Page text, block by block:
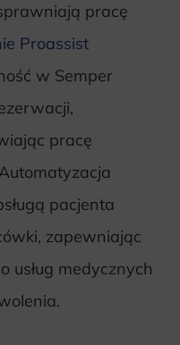
pracę
Proassist
w Semper
pracę
pacjenta
zapewniając
usług medycznych